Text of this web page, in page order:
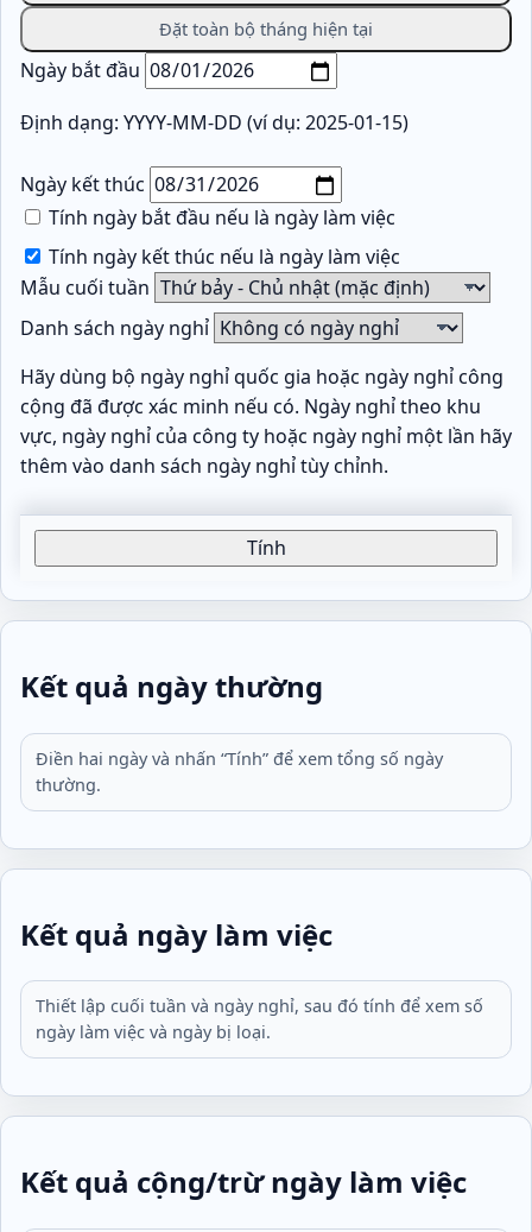
Đặt toàn bộ tháng hiện tại
Ngày bắt đầu
Định dạng: YYYY-MM-DD (ví dụ: 2025-01-15)
Ngày kết thúc
Tính ngày bắt đầu nếu là ngày làm việc
Tính ngày kết thúc nếu là ngày làm việc
Mẫu cuối tuần
Danh sách ngày nghỉ
Hãy dùng bộ ngày nghỉ quốc gia hoặc ngày nghỉ công
cộng đã được xác minh nếu có. Ngày nghỉ theo khu
vực, ngày nghỉ của công ty hoặc ngày nghỉ một lần hãy
thêm vào danh sách ngày nghỉ tùy chỉnh.
Tính
Kết quả ngày thường
Điền hai ngày và nhấn “Tính” để xem tổng số ngày
thường.
Kết quả ngày làm việc
Thiết lập cuối tuần và ngày nghỉ, sau đó tính để xem số
ngày làm việc và ngày bị loại.
Kết quả cộng/trừ ngày làm việc